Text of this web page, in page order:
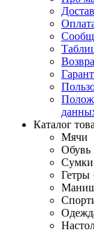
Каталог
Мячи
Обувь
Сумки
Гетры